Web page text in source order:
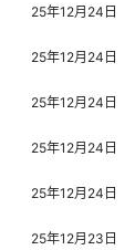
25年12月24日
25年12月24日
25年12月24日
25年12月24日
25年12月24日
25年12月23日